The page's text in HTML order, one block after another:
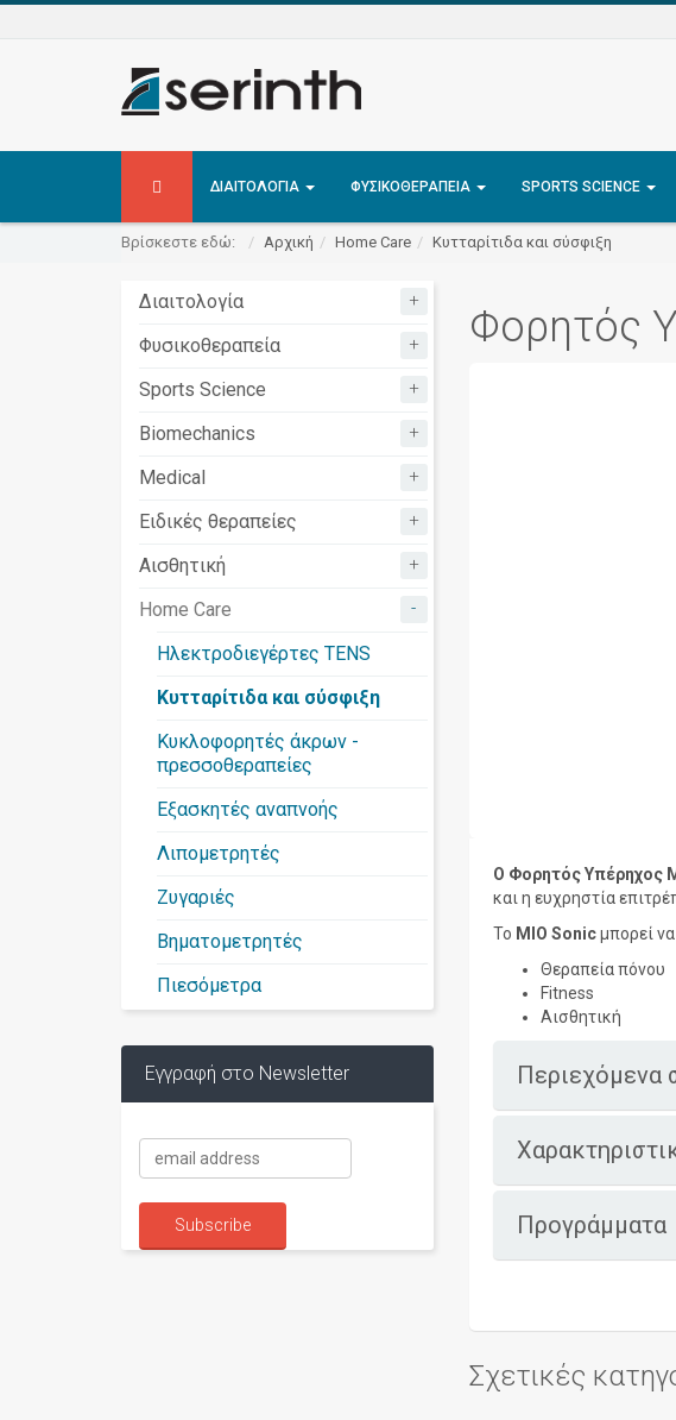
ΔΙΑΙΤΟΛΟΓΊΑ ΦΥΣΙΚΟΘΕΡΑΠΕΊΑ SPORTS SCIENCE
Βρίσκεστε εδώ: Αρχική Home Care Κυτταρίτιδα και σύσφιξη
Διαιτολογία +
Φυσικοθεραπεία +
Sports Science +
Biomechanics +
Medical +
Ειδικές θεραπείες +
Αισθητική +
Home Care -
Ηλεκτροδιεγέρτες TENS
Κυτταρίτιδα και σύσφιξη
Κυκλοφορητές άκρων -
πρεσσοθεραπείες
Εξασκητές αναπνοής
Λιπομετρητές
Ζυγαριές
Βηματομετρητές
Πιεσόμετρα
Εγγραφή στο Newsletter
Φορητός
Ο Φορητός Υπέρηχος
και η ευχρηστία
Το MIO Sonicμπορεί
Θεραπεία πόνου
Fitness
Αισθητική
Περιεχόμενα
Προγράμματα
Σχετικές